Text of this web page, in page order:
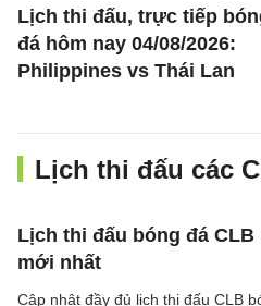
Lịch thi đấu, trực tiếp
đá hôm nay 04/08/2026:
Philippines vs Thái Lan
Lịch thi đấu các
Lịch thi đấu bóng đá CLB
mới nhất
Cập nhật đầy đủ lịch thi đấu CLB